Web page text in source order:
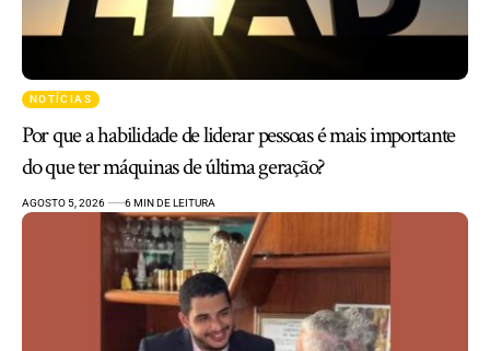
NOTÍCIAS
Por que a habilidade de liderar pessoas é mais importante
do que ter máquinas de última geração?
AGOSTO 5, 2026 6 MIN DE LEITURA